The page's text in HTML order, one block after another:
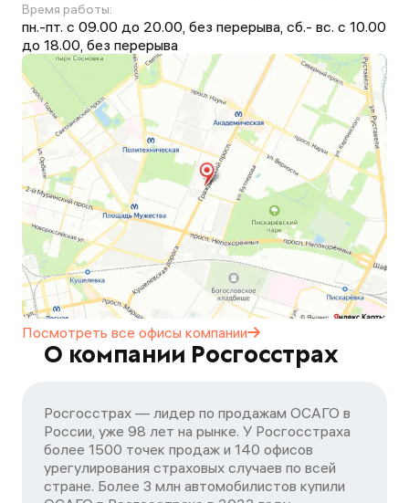
Время работы:
пн.-пт. с 09.00 до 20.00, без перерыва, сб.- вс. с 10.00
до 18.00, без перерыва
Посмотреть все офисы компании
О компании Росгосстрах
Росгосстрах — лидер по продажам ОСАГО в
России, уже 98 лет на рынке. У Росгосстраха
более 1500 точек продаж и 140 офисов
урегулирования страховых случаев по всей
стране. Более 3 млн автомобилистов купили